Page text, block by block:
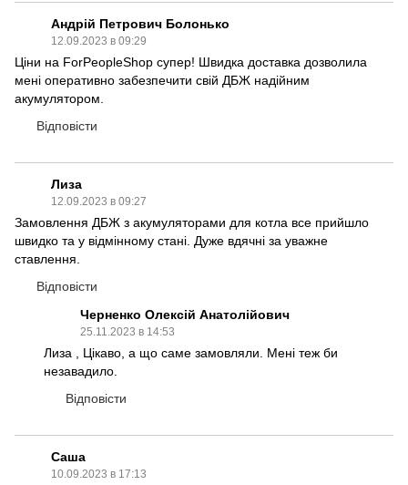
Андрій Петрович Болонько
12.09.2023 в 09:29
Ціни на ForPeopleShop супер! Швидка доставка дозволила
мені оперативно забезпечити свій ДБЖ надійним
акумулятором.
Відповісти
Лиза
12.09.2023 в 09:27
Замовлення ДБЖ з акумуляторами для котла все прийшло
швидко та у відмінному стані. Дуже вдячні за уважне
ставлення.
Відповісти
Черненко Олексій Анатолійович
25.11.2023 в 14:53
Лиза , Цікаво, а що саме замовляли. Мені теж би
незавадило.
Відповісти
Саша
10.09.2023 в 17:13